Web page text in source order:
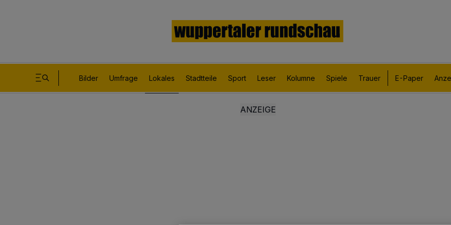
Bilder Umfrage Lokales Stadtteile Sport Leser Kolumne Spiele Trauer E-Paper